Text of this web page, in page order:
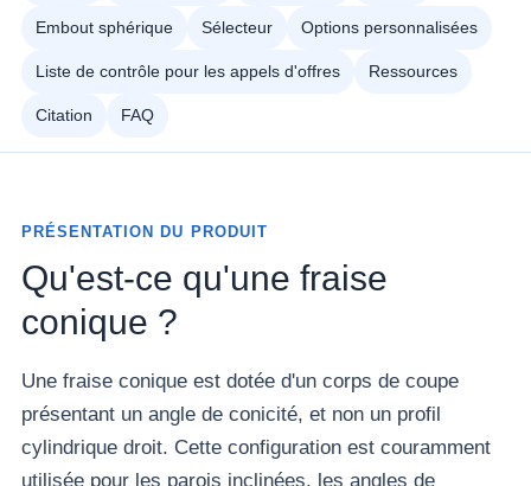
Embout sphérique Sélecteur Options personnalisées
Liste de contrôle pour les appels d'offres Ressources
Citation FAQ
PRÉSENTATION DU PRODUIT
Qu'est-ce qu'une fraise
conique ?
Une fraise conique est dotée d'un corps de coupe
présentant un angle de conicité, et non un profil
cylindrique droit. Cette configuration est couramment
utilisée pour les parois inclinées, les angles de